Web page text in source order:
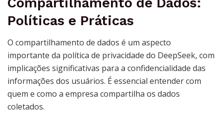
Políticas e Práticas
O compartilhamento de dados é um aspecto
importante da política de privacidade do DeepSeek, com
implicações significativas para a confidencialidade das
informações dos usuários. É essencial entender com
quem e como a empresa compartilha os dados
coletados.